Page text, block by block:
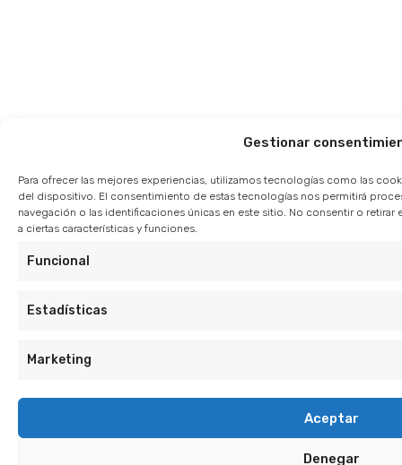
Gestionar
Para ofrecer las mejores experiencias, utilizamos tecnologías como las
del dispositivo. El consentimiento de estas tecnologías nos permitirá
navegación o las identificaciones únicas en este sitio. No consentir o
a ciertas características y funciones.
Funcional
Estadísticas
Marketing
Aceptar
Denegar